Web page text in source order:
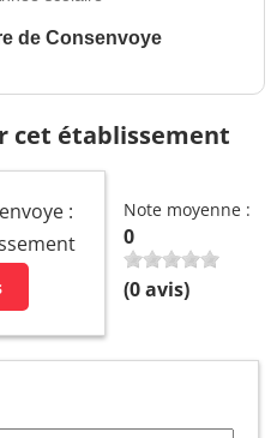
de Consenvoye
cet établissement
:
Note moyenne :
0
(0avis)